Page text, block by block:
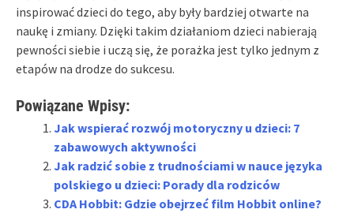
inspirować dzieci do tego, aby były bardziej otwarte na
naukę i zmiany. Dzięki takim działaniom dzieci nabierają
pewności siebie i uczą się, że porażka jest tylko jednym z
etapów na drodze do sukcesu.
Powiązane Wpisy:
Jak wspierać rozwój motoryczny u dzieci: 7
zabawowych aktywności
Jak radzić sobie z trudnościami w nauce języka
polskiego u dzieci: Porady dla rodziców
CDA Hobbit: Gdzie obejrzeć film Hobbit online?